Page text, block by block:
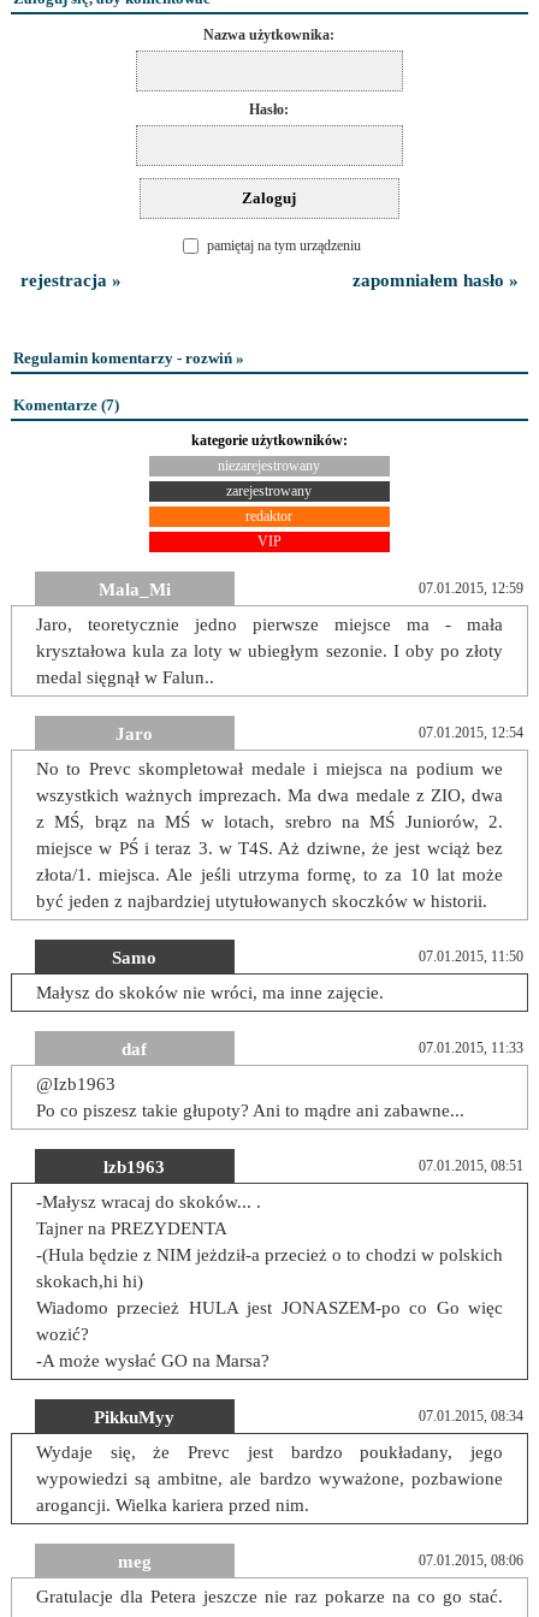
Nazwa użytkownika:
Hasło:
pamiętaj na tym urządzeniu
rejestracja » zapomniałem hasło »
Regulamin komentarzy - rozwiń »
Komentarze (7)
kategorie użytkowników:
niezarejestrowany
zarejestrowany
redaktor
VIP
Mala_Mi 07.01.2015, 12:59
Jaro, teoretycznie jedno pierwsze miejsce ma - mała
kryształowa kula za loty w ubiegłym sezonie. I oby po złoty
medal sięgnął w Falun..
Jaro 07.01.2015, 12:54
No to Prevc skompletował medale i miejsca na podium we
wszystkich ważnych imprezach. Ma dwa medale z ZIO, dwa
z MŚ, brąz na MŚ w lotach, srebro na MŚ Juniorów, 2.
miejsce w PŚ i teraz 3. w T4S. Aż dziwne, że jest wciąż bez
złota/1. miejsca. Ale jeśli utrzyma formę, to za 10 lat może
być jeden z najbardziej utytułowanych skoczków w historii.
Samo 07.01.2015, 11:50
Małysz do skoków nie wróci, ma inne zajęcie.
daf 07.01.2015, 11:33
@Izb1963
Po co piszesz takie głupoty? Ani to mądre ani zabawne...
lzb1963 07.01.2015, 08:51
-Małysz wracaj do skoków... .
Tajner na PREZYDENTA
-(Hula będzie z NIM jeżdził-a przecież o to chodzi w polskich
skokach,hi hi)
Wiadomo przecież HULA jest JONASZEM-po co Go więc
wozić?
-A może wysłać GO na Marsa?
PikkuMyy 07.01.2015, 08:34
Wydaje się, że Prevc jest bardzo poukładany, jego
wypowiedzi są ambitne, ale bardzo wyważone, pozbawione
arogancji. Wielka kariera przed nim.
meg 07.01.2015, 08:06
Gratulacje dla Petera jeszcze nie raz pokarze na co go stać.